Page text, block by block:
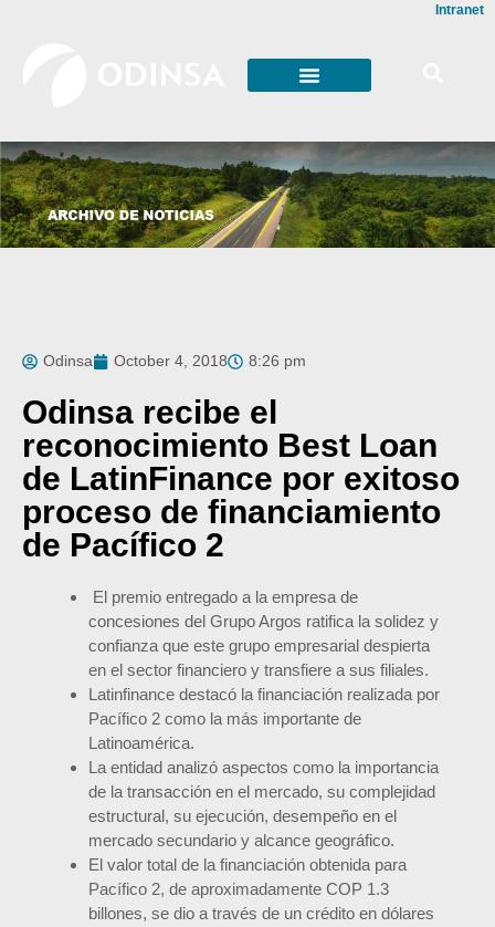
Intranet
Odinsa October 4, 2018 8:26 pm
Odinsa recibe el
reconocimiento Best Loan
de LatinFinance por exitoso
proceso de financiamiento
de Pacífico 2
El premio entregado a la empresa de
concesiones del Grupo Argos ratifica la solidez y
confianza que este grupo empresarial despierta
en el sector financiero y transfiere a sus filiales.
Latinfinance destacó la financiación realizada por
Pacífico 2 como la más importante de
Latinoamérica.
La entidad analizó aspectos como la importancia
de la transacción en el mercado, su complejidad
estructural, su ejecución, desempeño en el
mercado secundario y alcance geográfico.
El valor total de la financiación obtenida para
Pacífico 2, de aproximadamente COP 1.3
billones, se dio a través de un crédito en dólares